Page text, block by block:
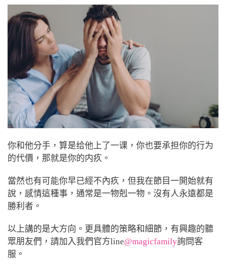
你和他分手，算是给他上了一课，你也要承担你的行为
的代價，那就是你的内疚。
當然也有可能你早已經不內疚，但我在節目一開始就有
說，感情這種事，通常是一物剋一物。沒有人永遠都是
勝利者。
以上講的是大方向。更具體的策略和細節，有興趣的聽
眾朋友們，請加入我們官方line@magicfamily詢問客
服。